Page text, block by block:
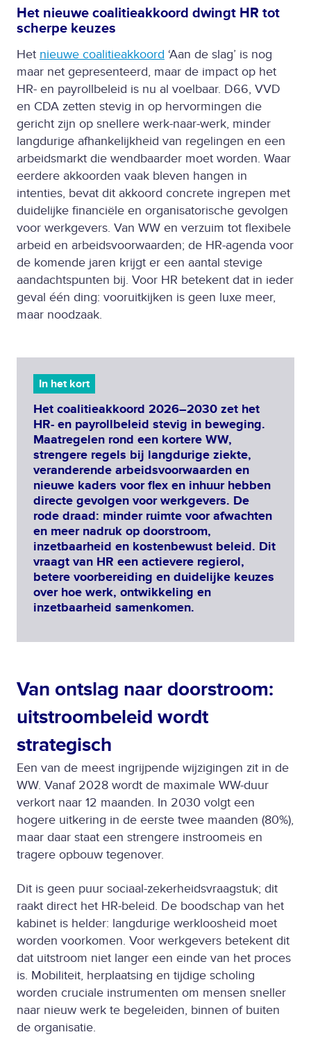
Het nieuwe coalitieakkoord dwingt HR tot
scherpe keuzes
Het nieuwe coalitieakkoord ‘Aan de slag’ is nog
maar net gepresenteerd, maar de impact op het
HR- en payrollbeleid is nu al voelbaar. D66, VVD
en CDA zetten stevig in op hervormingen die
gericht zijn op snellere werk-naar-werk, minder
langdurige afhankelijkheid van regelingen en een
arbeidsmarkt die wendbaarder moet worden. Waar
eerdere akkoorden vaak bleven hangen in
intenties, bevat dit akkoord concrete ingrepen met
duidelijke financiële en organisatorische gevolgen
voor werkgevers. Van WW en verzuim tot flexibele
arbeid en arbeidsvoorwaarden; de HR-agenda voor
de komende jaren krijgt er een aantal stevige
aandachtspunten bij. Voor HR betekent dat in ieder
geval één ding: vooruitkijken is geen luxe meer,
maar noodzaak.
In het kort
Het coalitieakkoord 2026–2030 zet het
HR- en payrollbeleid stevig in beweging.
Maatregelen rond een kortere WW,
strengere regels bij langdurige ziekte,
veranderende arbeidsvoorwaarden en
nieuwe kaders voor flex en inhuur hebben
directe gevolgen voor werkgevers. De
rode draad: minder ruimte voor afwachten
en meer nadruk op doorstroom,
inzetbaarheid en kostenbewust beleid. Dit
vraagt van HR een actievere regierol,
betere voorbereiding en duidelijke keuzes
over hoe werk, ontwikkeling en
inzetbaarheid samenkomen.
Van ontslag naar doorstroom:
uitstroombeleid wordt
strategisch
Een van de meest ingrijpende wijzigingen zit in de
WW. Vanaf 2028 wordt de maximale WW-duur
verkort naar 12 maanden. In 2030 volgt een
hogere uitkering in de eerste twee maanden (80%),
maar daar staat een strengere instroomeis en
tragere opbouw tegenover.
Dit is geen puur sociaal-zekerheidsvraagstuk; dit
raakt direct het HR-beleid. De boodschap van het
kabinet is helder: langdurige werkloosheid moet
worden voorkomen. Voor werkgevers betekent dit
dat uitstroom niet langer een einde van het proces
is. Mobiliteit, herplaatsing en tijdige scholing
worden cruciale instrumenten om mensen sneller
naar nieuw werk te begeleiden, binnen of buiten
de organisatie.